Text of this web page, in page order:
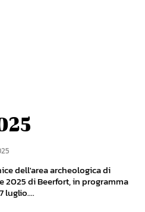
dell'area archeologica di
2025 di Beerfort, in programma
luglio....